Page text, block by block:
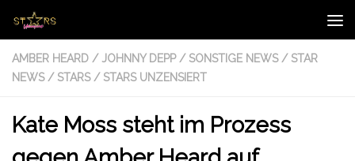
Zum Inhalt springen
AMBER HEARD / JOHNNY DEPP / SONSTIGE NEWS / STAR
NEWS / STARS / STARS UNZENSIERT
Kate Moss steht im Prozess